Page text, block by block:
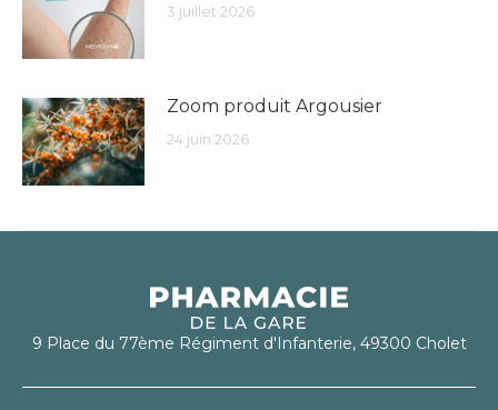
3 juillet 2026
Zoom produit Argousier
24 juin 2026
9 Place du 77ème Régiment d'Infanterie, 49300 Cholet